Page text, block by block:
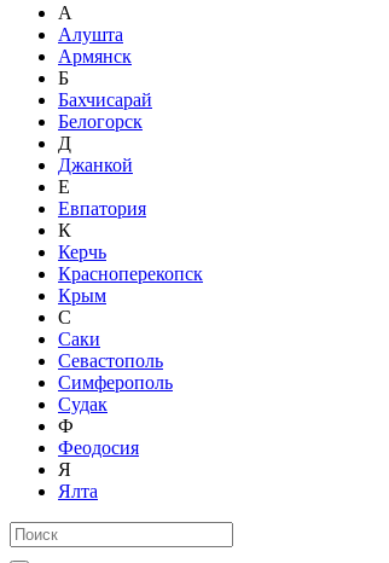
А
Алушта
Армянск
Б
Бахчисарай
Белогорск
Д
Джанкой
Е
Евпатория
К
Керчь
Красноперекопск
Крым
С
Саки
Севастополь
Симферополь
Судак
Ф
Феодосия
Я
Ялта